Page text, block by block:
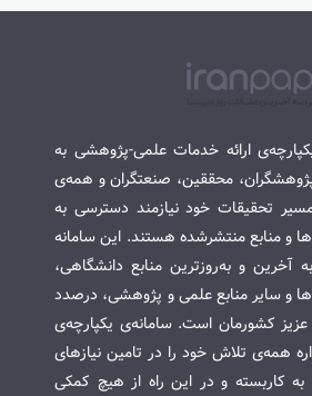
ارائه خدمات علمی-پژوهشی به
پژوهشگران، محققین، صنعتگران و همه‌ی
تحقیقات خود نیازمند دسترسی به
و منابع منتشرشده هستند. این سامانه
آخرین و به‌روزترین منابع دانشگاهی،
و سایر منابع علمی و پژوهشی، درصدد
عزیز کشورمان است. سامانه‌ی یکپارچه‌ی
همه‌ی تلاش خود را در تامین نیازهای
کاربسته و در این راه از هیچ کمکی